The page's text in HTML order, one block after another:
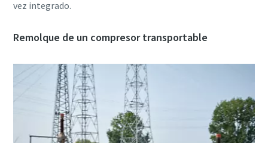
vez integrado.
Remolque de un compresor transportable